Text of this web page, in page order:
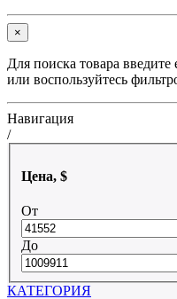
×
Для поиска товара
или воспользуйтесь
Навигация
/
Цена, $
От
До
КАТЕГОРИЯ